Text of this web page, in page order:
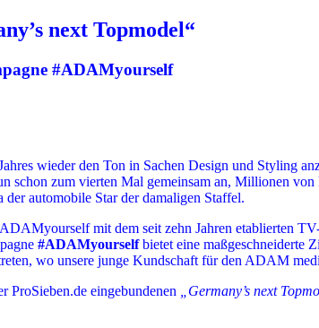
next Topmodel“
#ADAMyourself
wieder den Ton in Sachen Design und Styling
zum vierten Mal gemeinsam an, Millionen
automobile Star der damaligen Staffel.
mit dem seit zehn Jahren etablierten
#ADAMyourselfbietet eine maßgeschneiderte
wo unsere junge Kundschaft für den ADAM
ProSieben.de eingebundenen
„Germany’s next